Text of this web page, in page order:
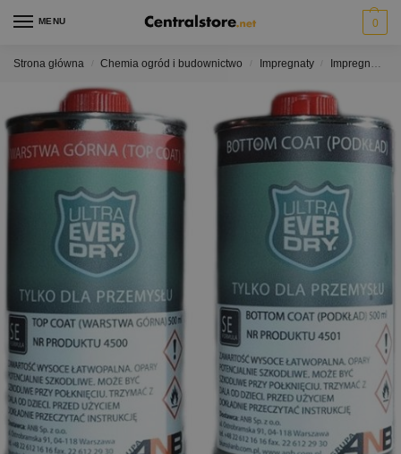
MENU 0
Strona główna Chemia ogród i budownictwo Impregnaty Impregnaty do metalu